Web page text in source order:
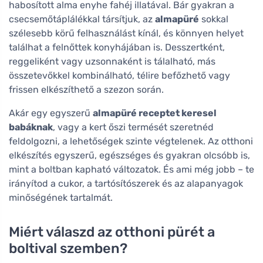
habosított alma enyhe fahéj illatával. Bár gyakran a
csecsemőtáplálékkal társítjuk, az almapüré sokkal
szélesebb körű felhasználást kínál, és könnyen helyet
találhat a felnőttek konyhájában is. Desszertként,
reggeliként vagy uzsonnaként is tálalható, más
összetevőkkel kombinálható, télire befőzhető vagy
frissen elkészíthető a szezon során.
Akár egy egyszerű almapüré receptet keresel
babáknak, vagy a kert őszi termését szeretnéd
feldolgozni, a lehetőségek szinte végtelenek. Az otthoni
elkészítés egyszerű, egészséges és gyakran olcsóbb is,
mint a boltban kapható változatok. És ami még jobb – te
irányítod a cukor, a tartósítószerek és az alapanyagok
minőségének tartalmát.
Miért válaszd az otthoni pürét a
boltival szemben?